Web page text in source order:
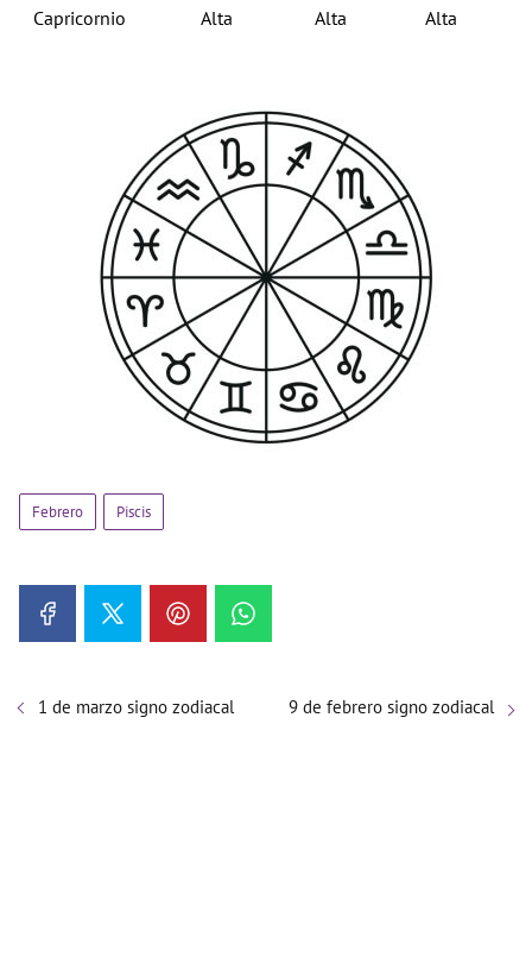
Capricornio Alta Alta Alta
Febrero Piscis
1 de marzo signo zodiacal 9 de febrero signo zodiacal